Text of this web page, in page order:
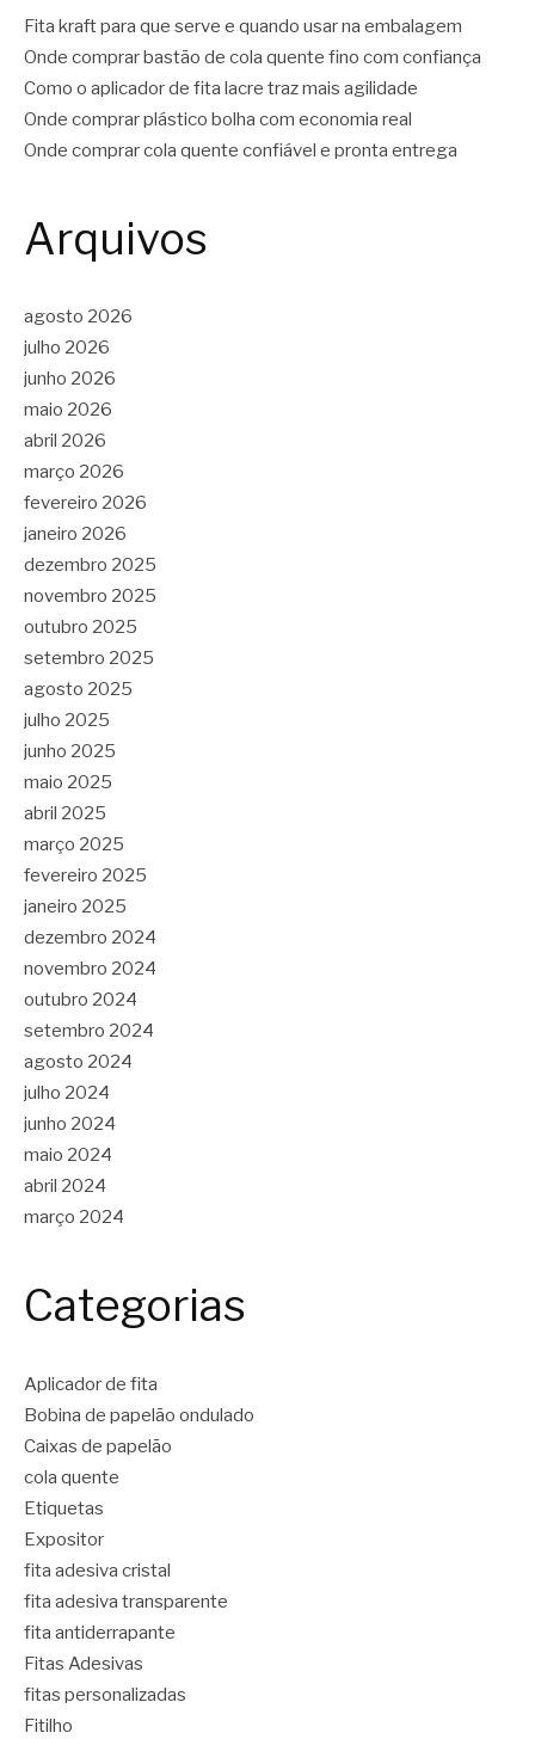
Fita kraft para que serve e quando usar na embalagem
Onde comprar bastão de cola quente fino com confiança
Como o aplicador de fita lacre traz mais agilidade
Onde comprar plástico bolha com economia real
Onde comprar cola quente confiável e pronta entrega
Arquivos
agosto 2026
julho 2026
junho 2026
maio 2026
abril 2026
março 2026
fevereiro 2026
janeiro 2026
dezembro 2025
novembro 2025
outubro 2025
setembro 2025
agosto 2025
julho 2025
junho 2025
maio 2025
abril 2025
março 2025
fevereiro 2025
janeiro 2025
dezembro 2024
novembro 2024
outubro 2024
setembro 2024
agosto 2024
julho 2024
junho 2024
maio 2024
abril 2024
março 2024
Categorias
Aplicador de fita
Bobina de papelão ondulado
Caixas de papelão
cola quente
Etiquetas
Expositor
fita adesiva cristal
fita adesiva transparente
fita antiderrapante
Fitas Adesivas
fitas personalizadas
Fitilho